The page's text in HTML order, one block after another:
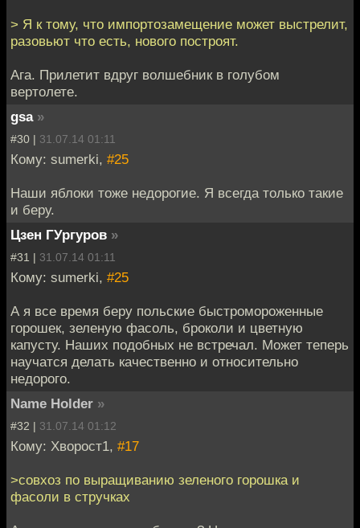
> Я к тому, что импортозамещение может выстрелит,
разовьют что есть, нового построят.
Ага. Прилетит вдруг волшебник в голубом
вертолете.
gsa »
#30 | 31.07.14 01:11
Кому: sumerki, #25
Наши яблоки тоже недорогие. Я всегда только такие
и беру.
Цзен ГУргуров »
#31 | 31.07.14 01:11
Кому: sumerki, #25
А я все время беру польские быстромороженные
горошек, зеленую фасоль, броколи и цветную
капусту. Наших подобных не встречал. Может теперь
научатся делать качественно и относительно
недорого.
Name Holder »
#32 | 31.07.14 01:12
Кому: Хворост1, #17
>совхоз по выращиванию зеленого горошка и
фасоли в стручках